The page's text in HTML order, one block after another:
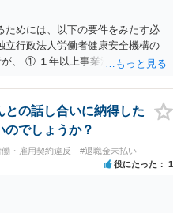
ためには、以下の要件をみたす必
立行政法人労働者健康安全機構の
、 ① １年以上事業活動を行って
もらう必要あり。 •事実上の倒産
止し、再開する見込みがなく、賃
監督署長の認定が必要。 (2) 労働
て等（法律上の倒産の場合）又は
の倒産の場合）が行われた日の
た者であること 事実上の倒産の場
定を要するため、申請•認定に相
の停止•再開見込み等につき会社
の話し合いに納得した
のでしょうか？
・雇用契約違反 #退職金未払い
役にたった 1